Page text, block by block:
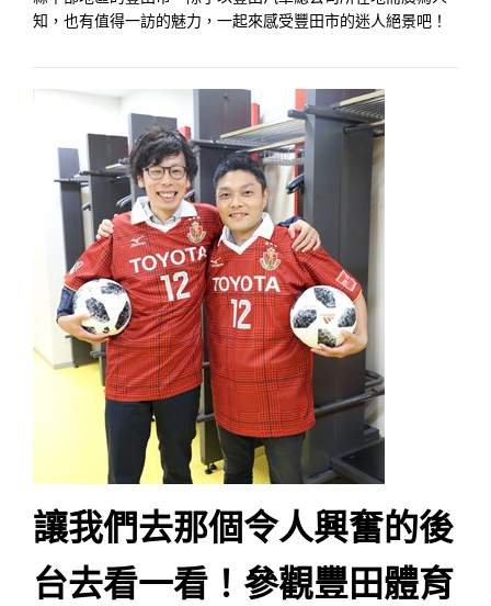
知，也有值得一訪的魅力，一起來感受豐田市的迷人絕景吧！
讓我們去那個令人興奮的後
台去看一看！參觀豐田體育